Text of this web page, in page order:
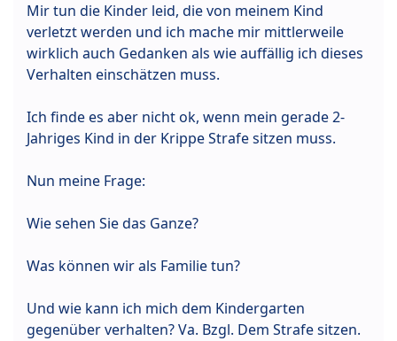
Mir tun die Kinder leid, die von meinem Kind
verletzt werden und ich mache mir mittlerweile
wirklich auch Gedanken als wie auffällig ich dieses
Verhalten einschätzen muss.
Ich finde es aber nicht ok, wenn mein gerade 2-
Jahriges Kind in der Krippe Strafe sitzen muss.
Nun meine Frage:
Wie sehen Sie das Ganze?
Was können wir als Familie tun?
Und wie kann ich mich dem Kindergarten
gegenüber verhalten? Va. Bzgl. Dem Strafe sitzen.